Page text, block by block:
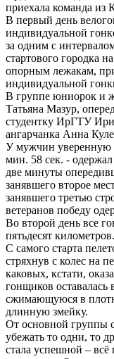
приехала команда из
В первый день
индивидуальной
за одним с
стартового городка
опорным лежакам,
индивидуальной
В группе юниорок и
Татьяна Мазур,
студентку ИрГТУ
ангарчанка Анна
У мужчин уверенную
мин. 58 сек. -
две минуты
занявшего второе
занявшего третью
ветеранов победу
Во второй день все
пятьдесят километров.
С самого старта
стряхнув с колес на
каковых, кстати,
гонщиков оставалась
сжимающуюся в
длинную змейку.
От основной группы
убежать то одни, то
стала успешной – всё